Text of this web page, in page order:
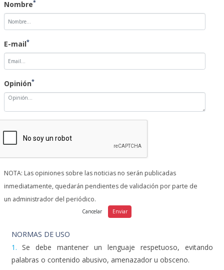
Nombre*
E-mail*
Opinión*
NOTA: Las opiniones sobre las noticias no serán publicadas
inmediatamente, quedarán pendientes de validación por parte de
un administrador del periódico.
NORMAS DE USO
1. Se debe mantener un lenguaje respetuoso, evitando
palabras o contenido abusivo, amenazador u obsceno.